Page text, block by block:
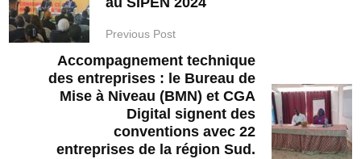
Previous Post
Accompagnement technique
des entreprises : le Bureau de
Mise à Niveau (BMN) et CGA
Digital signent des
conventions avec 22
entreprises de la région Sud.